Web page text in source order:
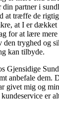
partner i
at træffe de
at I er
for at lære
tryghed og
kan tilbyde.
Gjensidige
anbefale dem.
givet mig og
er